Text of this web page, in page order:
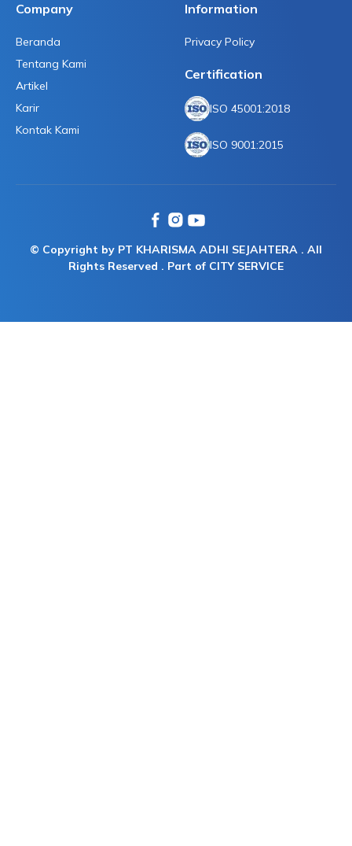
Company
Beranda
Tentang Kami
Artikel
Karir
Kontak Kami
Information
Privacy Policy
Certification
ISO 45001:2018
ISO 9001:2015
© Copyright by PT KHARISMA ADHI SEJAHTERA . All
Rights Reserved . Part of CITY SERVICE